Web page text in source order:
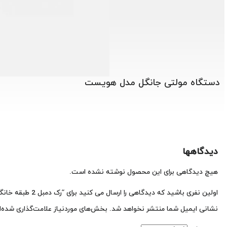
دستگاه مولتی جانگل مدل هویست
دیدگاهها
هیچ دیدگاهی برای این محصول نوشته نشده است.
اولین نفری باشید که دیدگاهی را ارسال می کنید برای “رک دمبل 2 طبقه خانگی”
نشانی ایمیل شما منتشر نخواهد شد. بخش‌های موردنیاز علامت‌گذاری